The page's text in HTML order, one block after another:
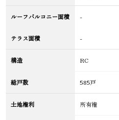
ルーフバルコニー面積 -
テラス面積 -
構造 RC
総戸数 585戸
土地権利 所有権